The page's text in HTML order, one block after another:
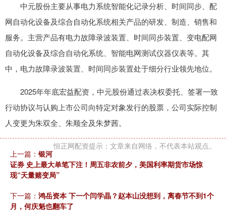
中元股份主要从事电力系统智能化记录分析、时间同步、配
网自动化设备及综合自动化系统相关产品的研发、制造、销售和
服务。主营产品有电力故障录波装置、时间同步装置、变电配网
自动化设备及综合自动化系统、智能电网测试仪器仪表等。其
中，电力故障录波装置、时间同步装置处于细分行业领先地位。
2025年年底宏益配资，中元股份通过表决权委托、签署一致
行动协议与认购上市公司向特定对象发行的股票，公司实际控制
人变更为朱双全、朱顺全及朱梦茜。
恒正网配资提示：文章来自网络，不代表本站观点。
上一篇： 银河
证券 史上最大单笔下注！周五非农前夕，美国利率期货市场惊
现“天量赌变局”
下一篇： 鸿岳资本 下一个闫学晶？赵本山没想到，离春节不到1个
月，何庆魁也翻车了